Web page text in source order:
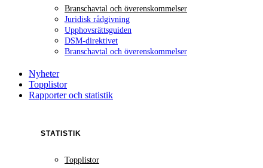
Branschavtal och överenskommelser
Juridisk rådgivning
Upphovsrättsguiden
DSM-direktivet
Branschavtal och överenskommelser
Nyheter
Topplistor
Rapporter och statistik
STATISTIK
Topplistor